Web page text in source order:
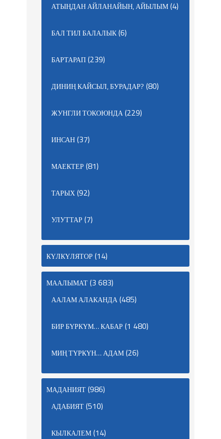
АТЫҢДАН АЙЛАНАЙЫН, АЙЫЛЫМ(4)
БАЛ ТИЛ БАЛАЛЫК(6)
БАРТАРАП(239)
ДИНИҢ КАЙСЫЛ, БУРАДАР? (80)
ЖУНГЛИ ТОКОЮНДА(229)
ИНСАН(37)
МАЕКТЕР(81)
ТАРЫХ(92)
УЛУТТАР(7)
КҮЛКҮЛЯТОР(14)
МААЛЫМАТ(3 683)
ААЛАМ АЛАКАНДА(485)
БИР БҮРКҮМ… КАБАР(1 480)
МИҢ ТҮРКҮН… АДАМ(26)
МАДАНИЯТ(986)
АДАБИЯТ(510)
КЫЛКАЛЕМ(14)